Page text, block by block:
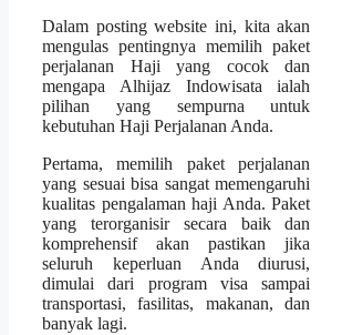
Dalam posting website ini, kita akan
mengulas pentingnya memilih paket
perjalanan Haji yang cocok dan
mengapa Alhijaz Indowisata ialah
pilihan yang sempurna untuk
kebutuhan Haji Perjalanan Anda.
Pertama, memilih paket perjalanan
yang sesuai bisa sangat memengaruhi
kualitas pengalaman haji Anda. Paket
yang terorganisir secara baik dan
komprehensif akan pastikan jika
seluruh keperluan Anda diurusi,
dimulai dari program visa sampai
transportasi, fasilitas, makanan, dan
banyak lagi.